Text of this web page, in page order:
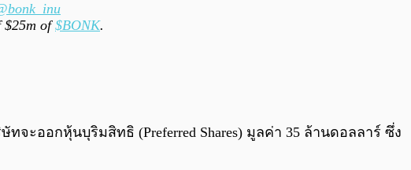
$25m of$BONK.
จะออกหุ้นบุริมสิทธิ (Preferred Shares) มูลค่า 35 ล้านดอลลาร์ ซึ่ง